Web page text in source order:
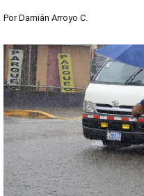
Por Damián Arroyo C.